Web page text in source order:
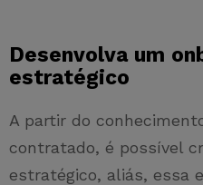
Desenvolva um
estratégico
A partir do
contratado, é possível
estratégico, aliás, essa